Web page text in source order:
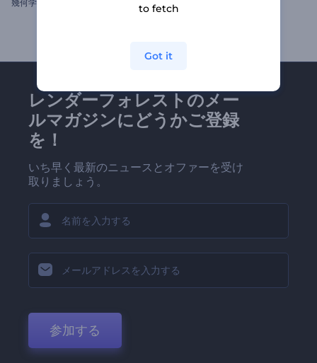
幾何学模様のロゴ 素早くネオンレイヤー
レンダーフォレストのメー
ルマガジンにどうかご登録
を！
いち早く最新のニュースとオファーを受け
取りましょう。
参加する
to fetch
Got it